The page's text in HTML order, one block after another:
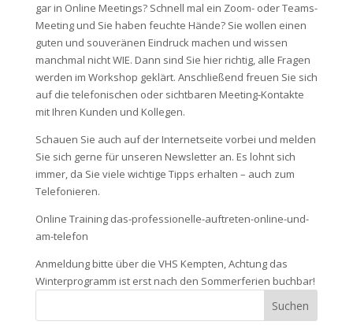
gar in Online Meetings? Schnell mal ein Zoom- oder Teams-
Meeting und Sie haben feuchte Hände? Sie wollen einen
guten und souveränen Eindruck machen und wissen
manchmal nicht WIE. Dann sind Sie hier richtig, alle Fragen
werden im Workshop geklärt. Anschließend freuen Sie sich
auf die telefonischen oder sichtbaren Meeting-Kontakte
mit Ihren Kunden und Kollegen.
Schauen Sie auch auf der Internetseite vorbei und melden
Sie sich gerne für unseren Newsletter an. Es lohnt sich
immer, da Sie viele wichtige Tipps erhalten – auch zum
Telefonieren.
Online Training das-professionelle-auftreten-online-und-
am-telefon
Anmeldung bitte über die VHS Kempten, Achtung das
Winterprogramm ist erst nach den Sommerferien buchbar!